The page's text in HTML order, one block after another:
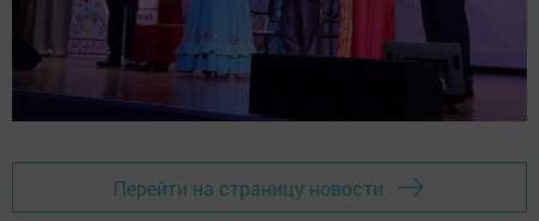
Перейти на страницу новости